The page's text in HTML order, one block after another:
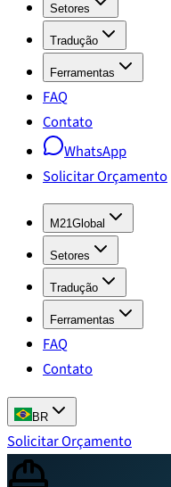
Setores
Tradução
Ferramentas
FAQ
Contato
WhatsApp
Solicitar Orçamento
M21Global
Setores
Tradução
Ferramentas
FAQ
Contato
BR
Solicitar Orçamento